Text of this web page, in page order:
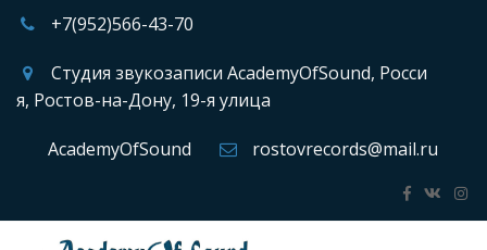
+7(952)566-43-70
Студия звукозаписи AcademyOfSound, Росси
я, Ростов-на-Дону, 19-я улица
AcademyOfSound rostovrecords@mail.ru